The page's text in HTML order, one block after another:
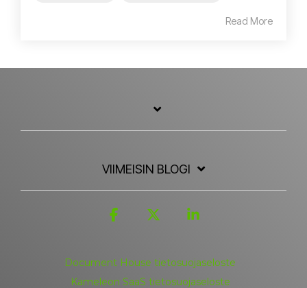
Read More
VIIMEISIN BLOGI
Document House tietosuojaseloste
Kameleon SaaS tietosuojaseloste
Facebook